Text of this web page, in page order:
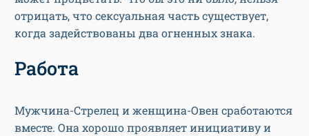
отрицать, что сексуальная часть существует,
когда задействованы два огненных знака.
Работа
Мужчина-Стрелец и женщина-Овен сработаются
вместе. Она хорошо проявляет инициативу и